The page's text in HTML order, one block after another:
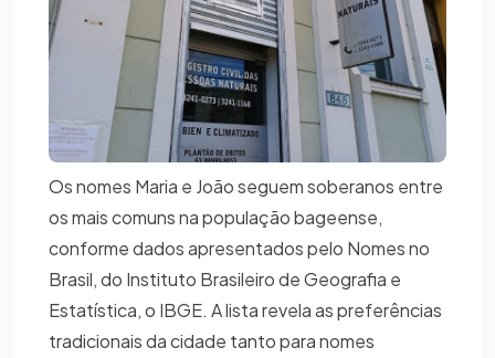
Os nomes Maria e João seguem soberanos entre
os mais comuns na população bageense,
conforme dados apresentados pelo Nomes no
Brasil, do Instituto Brasileiro de Geografia e
Estatística, o IBGE. A lista revela as preferências
tradicionais da cidade tanto para nomes